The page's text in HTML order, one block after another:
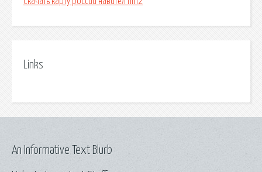
Links
An Informative Text Blurb